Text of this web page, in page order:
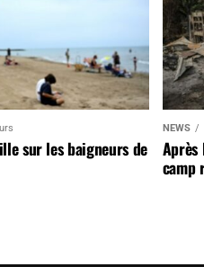
sur les baigneurs de
NEWS
Après
camp